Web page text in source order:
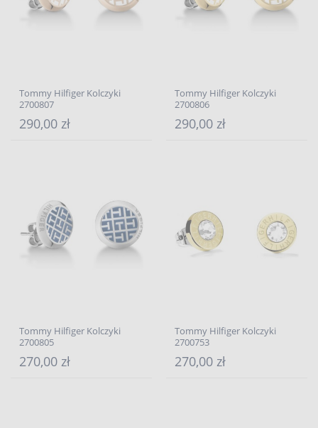
Tommy Hilfiger Kolczyki
2700807
290,00 zł
Tommy Hilfiger Kolczyki
2700806
290,00 zł
Tommy Hilfiger Kolczyki
2700805
270,00 zł
Tommy Hilfiger Kolczyki
2700753
270,00 zł